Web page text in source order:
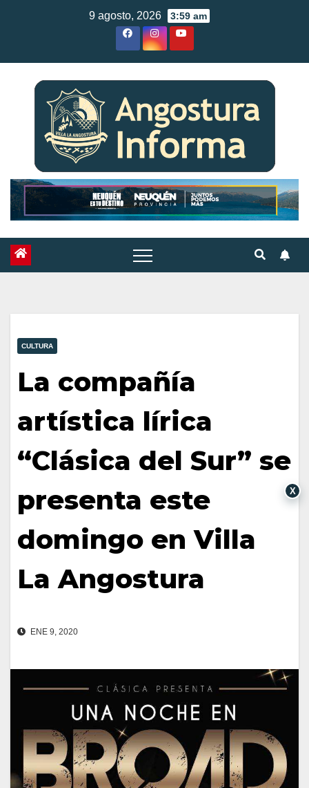
9 agosto, 2026 3:59 am
CULTURA
La compañía
artística lírica
“Clásica del Sur” se
presenta este
domingo en Villa
La Angostura
ENE 9, 2020
X